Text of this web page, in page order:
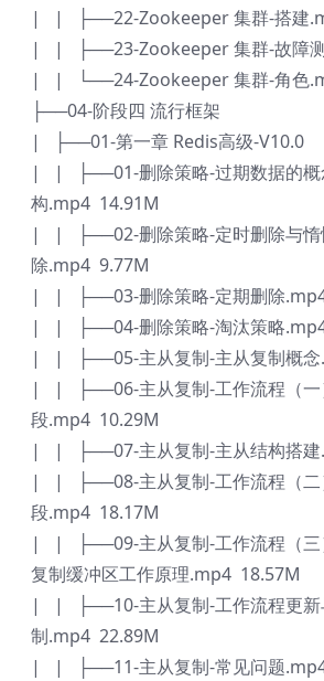
| | ├──22-Zookeeper 集群-搭建
| | ├──23-Zookeeper 集群-故障
| | └──24-Zookeeper 集群-角色
├──04-阶段四 流行框架
| ├──01-第一章 Redis高级-V10.0
| | ├──01-删除策略-过期数据的概
构.mp4 14.91M
| | ├──02-删除策略-定时删除与惰
除.mp4 9.77M
| | ├──03-删除策略-定期删除
| | ├──04-删除策略-淘汰策略
| | ├──05-主从复制-主从复制概念
| | ├──06-主从复制-工作流程（一
段.mp4 10.29M
| | ├──07-主从复制-主从结构搭建
| | ├──08-主从复制-工作流程（二
段.mp4 18.17M
| | ├──09-主从复制-工作流程（三
复制缓冲区工作原理.mp4 18.57M
| | ├──10-主从复制-工作流程更新
制.mp4 22.89M
| | ├──11-主从复制-常见问题